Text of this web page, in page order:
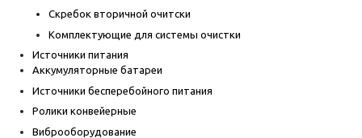
Скребок вторичной очитски
Комплектующие для системы очистки
Источники питания
Аккумуляторные батареи
Источники бесперебойного питания
Ролики конвейерные
Виброоборудование